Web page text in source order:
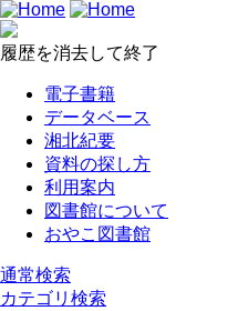
履歴を消去して終了
電子書籍
データベース
湘北紀要
資料の探し方
利用案内
図書館について
おやこ図書館
通常検索
カテゴリ検索